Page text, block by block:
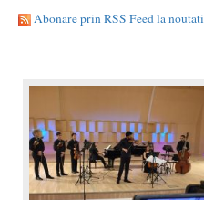
Abonare prin RSS Feed la noutati